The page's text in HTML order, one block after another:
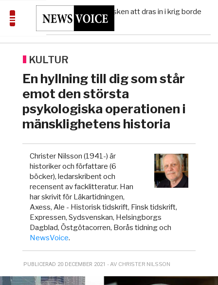
avgöra all utrikespolitik
5/8 KRIG & FRED — Gaza håller en av de största
massbegravningarna någonsin
SVERIGE — S och KD vill omvandla sjukvården till ett
geografiskt apartheidsystem
om amerikansk påverkan
America” – Finally
KULTUR
En hyllning till dig som står
emot den största
psykologiska operationen i
mänsklighetens historia
Christer Nilsson (1941-) är
historiker och författare (6
böcker), ledarskribent och
recensent av facklitteratur. Han
har skrivit för Läkartidningen,
Axess, Ale - Historisk tidskrift, Finsk tidskrift,
Expressen, Sydsvenskan, Helsingborgs
Dagblad, Östgötacorren, Borås tidning och
NewsVoice.
PUBLICERAD 20 DECEMBER 2021 - AV CHRISTER NILSSON